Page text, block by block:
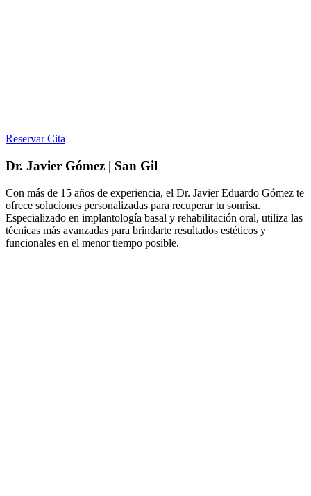
Reservar Cita
Dr. Javier Gómez | San Gil
Con más de 15 años de experiencia, el Dr. Javier Eduardo Gómez te
ofrece soluciones personalizadas para recuperar tu sonrisa.
Especializado en implantología basal y rehabilitación oral, utiliza las
técnicas más avanzadas para brindarte resultados estéticos y
funcionales en el menor tiempo posible.